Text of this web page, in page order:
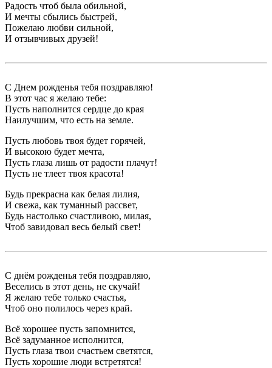
Радость чтоб была обильной,
И мечты сбылись быстрей,
Пожелаю любви сильной,
И отзывчивых друзей!
С Днем рожденья тебя поздравляю!
В этот час я желаю тебе:
Пусть наполнится сердце до края
Наилучшим, что есть на земле.
Пусть любовь твоя будет горячей,
И высокою будет мечта,
Пусть глаза лишь от радости плачут!
Пусть не тлеет твоя красота!
Будь прекрасна как белая лилия,
И свежа, как туманный рассвет,
Будь настолько счастливою, милая,
Чтоб завидовал весь белый свет!
С днём рожденья тебя поздравляю,
Веселись в этот день, не скучай!
Я желаю тебе только счастья,
Чтоб оно полилось через край.
Всё хорошее пусть запомнится,
Всё задуманное исполнится,
Пусть глаза твои счастьем светятся,
Пусть хорошие люди встретятся!